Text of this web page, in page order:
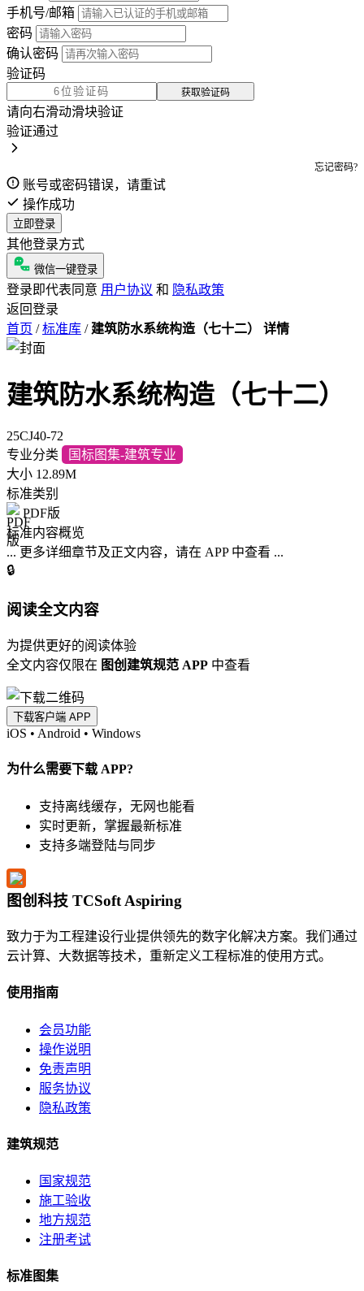
手机号/邮箱
密码
确认密码
验证码
获取验证码
请向右滑动滑块验证
验证通过
忘记密码?
账号或密码错误，请重试
操作成功
立即登录
其他登录方式
微信一键登录
登录即代表同意 用户协议 和 隐私政策
返回登录
首页 / 标准库 / 建筑防水系统构造（七十二） 详情
建筑防水系统构造（七十二）
25CJ40-72
专业分类
国标图集-建筑专业
大小 12.89M
标准类别
PDF版
标准内容概览
... 更多详细章节及正文内容，请在 APP 中查看 ...
🔒
阅读全文内容
为提供更好的阅读体验
全文内容仅限在 图创建筑规范 APP 中查看
下载客户端 APP
iOS • Android • Windows
为什么需要下载 APP?
支持离线缓存，无网也能看
实时更新，掌握最新标准
支持多端登陆与同步
图创科技 TCSoft Aspiring
致力于为工程建设行业提供领先的数字化解决方案。我们通过
云计算、大数据等技术，重新定义工程标准的使用方式。
使用指南
会员功能
操作说明
免责声明
服务协议
隐私政策
建筑规范
国家规范
施工验收
地方规范
注册考试
标准图集